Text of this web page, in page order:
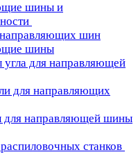
шины и
шин
шины
угла для направляющей
для направляющих
для направляющей шины
станков